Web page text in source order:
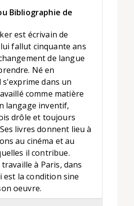
Bibliographie de
est écrivain de
fallut cinquante ans
de langue
Né en
s'exprime dans un
comme matière
langage inventif,
drôle et toujours
livres donnent lieu à
au cinéma et au
il contribue.
à Paris, dans
est la condition sine
oeuvre.